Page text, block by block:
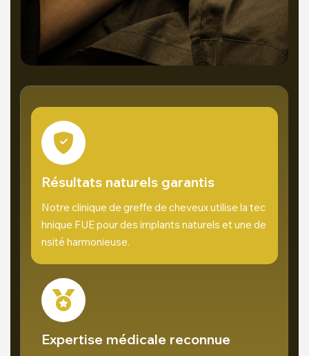
Résultats naturels garantis
Notre clinique de greffe de cheveux utilise la tec
hnique FUE pour des implants naturels et une de
nsité harmonieuse.
Expertise médicale reconnue